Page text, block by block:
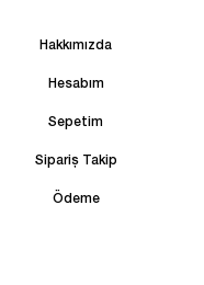
Hakkımızda
Hesabım
Sepetim
Sipariş Takip
Ödeme